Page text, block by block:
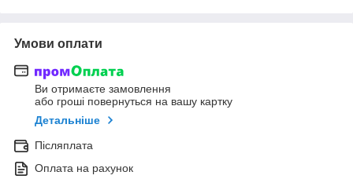
Умови оплати
Ви отримаєте замовлення
або гроші повернуться на вашу картку
Детальніше
Післяплата
Оплата на рахунок